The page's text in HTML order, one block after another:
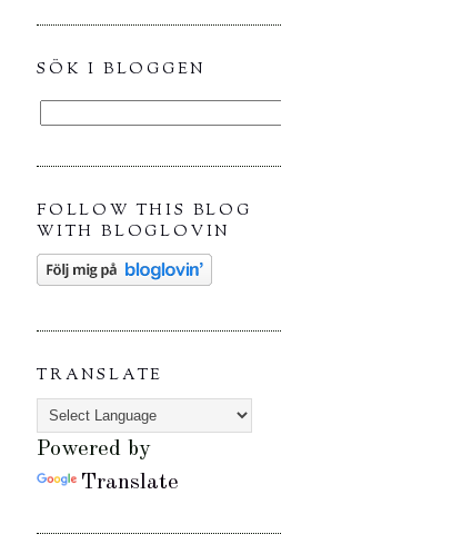
SÖK I BLOGGEN
FOLLOW THIS BLOG
WITH BLOGLOVIN
TRANSLATE
Powered by
Translate